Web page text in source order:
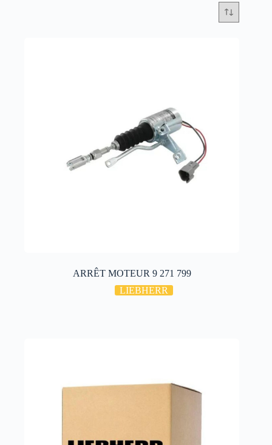
ARRÊT MOTEUR 9 271 799
LIEBHERR